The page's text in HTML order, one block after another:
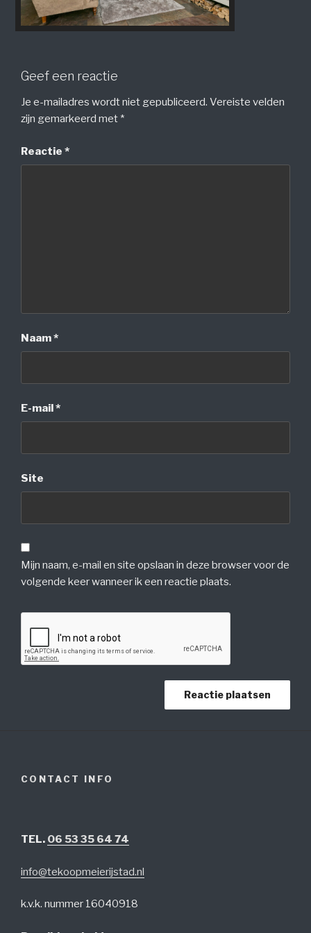
Geef een reactie
Je e-mailadres wordt niet gepubliceerd. Vereiste velden
zijn gemarkeerd met *
Reactie *
Naam*
E-mail*
Site
Mijn naam, e-mail en site opslaan in deze browser voor de
volgende keer wanneer ik een reactie plaats.
CONTACT INFO
TEL. 06 53 35 64 74
info@tekoopmeierijstad.nl
k.v.k. nummer 16040918